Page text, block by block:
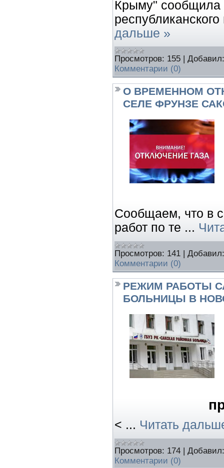
Крыму" сообщила
дальше »
Просмотров: 155
Добавил:
Комментарии (0)
О ВРЕМЕННОМ
СЕЛЕ ФРУНЗЕ
Сообщаем, что в
работ по те ...
Просмотров: 141 | Добавил:
Комментарии (0)
РЕЖИМ РАБОТЫ
БОЛЬНИЦЫ В
< ... Читать
Просмотров: 174 | Добавил:
Комментарии (0)